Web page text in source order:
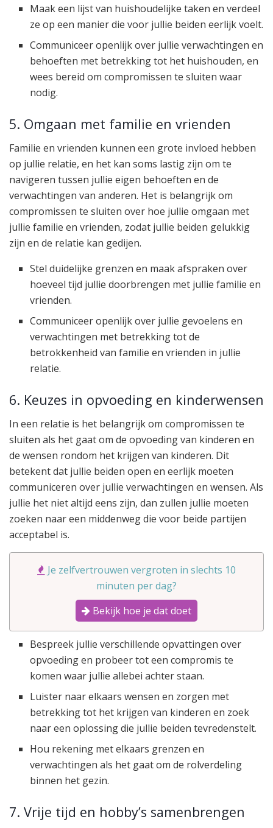
Maak een lijst van huishoudelijke taken en verdeel
ze op een manier die voor jullie beiden eerlijk voelt.
Communiceer openlijk over jullie verwachtingen en
behoeften met betrekking tot het huishouden, en
wees bereid om compromissen te sluiten waar
nodig.
5. Omgaan met familie en vrienden
Familie en vrienden kunnen een grote invloed hebben
op jullie relatie, en het kan soms lastig zijn om te
navigeren tussen jullie eigen behoeften en de
verwachtingen van anderen. Het is belangrijk om
compromissen te sluiten over hoe jullie omgaan met
jullie familie en vrienden, zodat jullie beiden gelukkig
zijn en de relatie kan gedijen.
Stel duidelijke grenzen en maak afspraken over
hoeveel tijd jullie doorbrengen met jullie familie en
vrienden.
Communiceer openlijk over jullie gevoelens en
verwachtingen met betrekking tot de
betrokkenheid van familie en vrienden in jullie
relatie.
6. Keuzes in opvoeding en kinderwensen
In een relatie is het belangrijk om compromissen te
sluiten als het gaat om de opvoeding van kinderen en
de wensen rondom het krijgen van kinderen. Dit
betekent dat jullie beiden open en eerlijk moeten
communiceren over jullie verwachtingen en wensen. Als
jullie het niet altijd eens zijn, dan zullen jullie moeten
zoeken naar een middenweg die voor beide partijen
acceptabel is.
Je zelfvertrouwen vergroten in slechts 10
minuten per dag?
Bekijk hoe je dat doet
Bespreek jullie verschillende opvattingen over
opvoeding en probeer tot een compromis te
komen waar jullie allebei achter staan.
Luister naar elkaars wensen en zorgen met
betrekking tot het krijgen van kinderen en zoek
naar een oplossing die jullie beiden tevredenstelt.
Hou rekening met elkaars grenzen en
verwachtingen als het gaat om de rolverdeling
binnen het gezin.
7. Vrije tijd en hobby’s samenbrengen